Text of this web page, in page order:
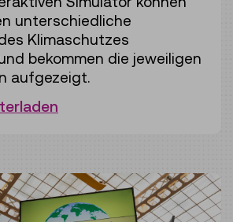
unterschiedliche
Klimaschutzes
bekommen die jeweiligen
aufgezeigt.